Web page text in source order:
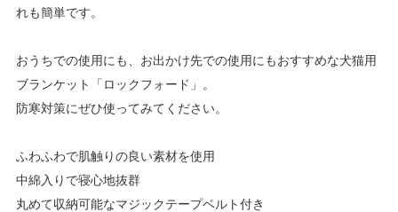
れも簡単です。
おうちでの使用にも、お出かけ先での使用にもおすすめな犬猫用
ブランケット「ロックフォード」。
防寒対策にぜひ使ってみてください。
ふわふわで肌触りの良い素材を使用
中綿入りで寝心地抜群
丸めて収納可能なマジックテープベルト付き